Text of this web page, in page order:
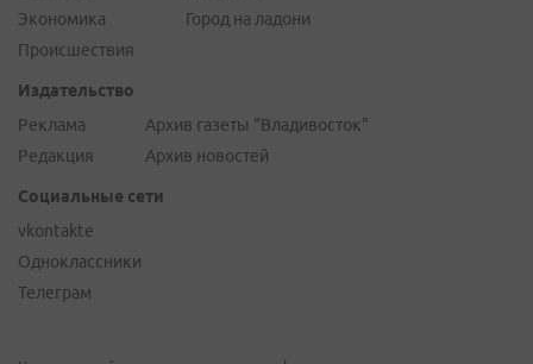
Экономика
Происшествия
Город на ладони
Издательство
Реклама
Редакция
Архив газеты "Владивосток"
Архив новостей
Социальные сети
vkontakte
Одноклассники
Телеграм